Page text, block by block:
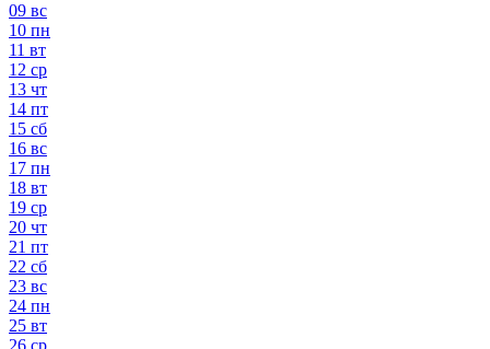
09 вс
10 пн
11 вт
12 ср
13 чт
14 пт
15 сб
16 вс
17 пн
18 вт
19 ср
20 чт
21 пт
22 сб
23 вс
24 пн
25 вт
26 ср